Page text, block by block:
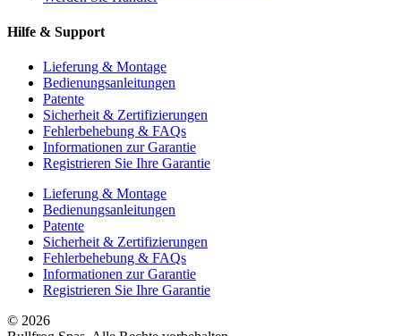
Hilfe & Support
Lieferung & Montage
Bedienungsanleitungen
Patente
Sicherheit & Zertifizierungen
Fehlerbehebung & FAQs
Informationen zur Garantie
Registrieren Sie Ihre Garantie
Lieferung & Montage
Bedienungsanleitungen
Patente
Sicherheit & Zertifizierungen
Fehlerbehebung & FAQs
Informationen zur Garantie
Registrieren Sie Ihre Garantie
© 2026